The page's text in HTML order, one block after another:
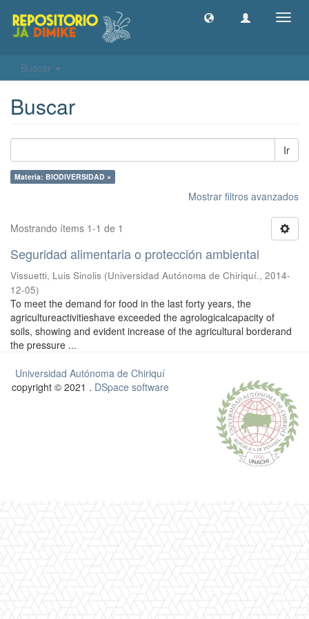
Buscar
Buscar
Ir
Materia: BIODIVERSIDAD ×
Mostrar filtros avanzados
Mostrando ítems 1-1 de 1
Seguridad alimentaria o protección ambiental
Vissuetti, Luis Sinolis (Universidad Autónoma de Chiriquí., 2014-
12-05)
To meet the demand for food in the last forty years, the
agricultureactivitieshave exceeded the agrologicalcapacity of
soils, showing and evident increase of the agricultural borderand
the pressure ...
Universidad Autónoma de Chiriquí
copyright © 2021 . DSpace software